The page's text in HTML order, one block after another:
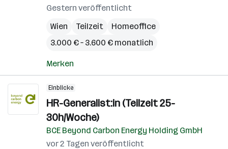
Gestern veröffentlicht
Wien
Teilzeit
Homeoffice
3.000 € – 3.600 € monatlich
Merken
Einblicke
HR-Generalist:in (Teilzeit 25-
30h/Woche)
BCE Beyond Carbon Energy Holding GmbH
vor 2 Tagen veröffentlicht